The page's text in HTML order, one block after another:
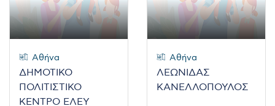
Αθήνα
ΔΗΜΟΤΙΚΟ
ΠΟΛΙΤΙΣΤΙΚΟ
ΚΕΝΤΡΟ ΕΛΕΥ
Αθήνα
ΛΕΩΝΙΔΑΣ
ΚΑΝΕΛΛΟΠΟΥΛΟΣ